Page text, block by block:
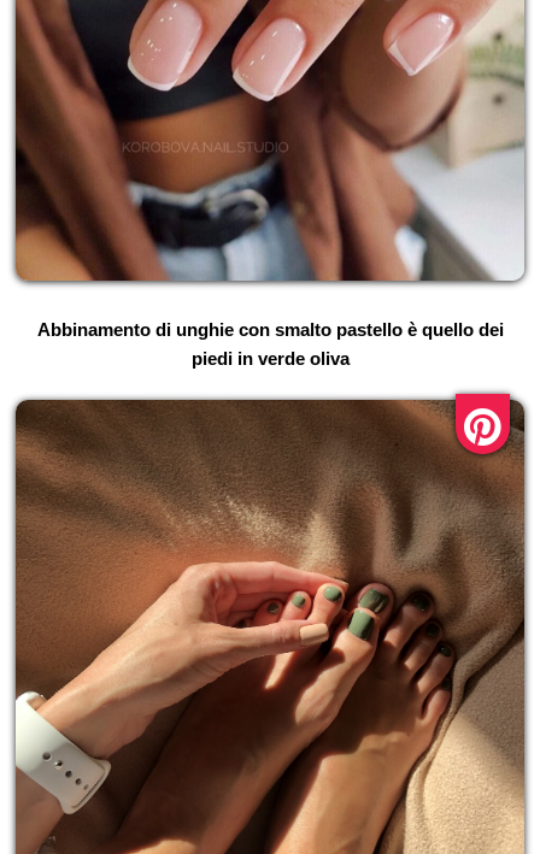
Abbinamento di unghie con smalto pastello è quello dei
piedi in verde oliva